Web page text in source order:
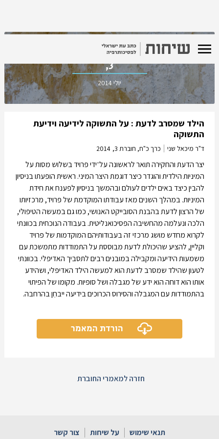
כרך כ"ח, חוברת
3,
יולי 2014
הילד שמסרב לדעת : על התשוקה לידיעה וידיעת
התשוקה
ד"ר מיכאל שני כרך כ"ח, חוברת 3, 2014
יצר הדעת והחקירה תואר לראשונה על־ידי פרויד בשלוש מסות על
המיניות הילדית והוגדר כיצר דוגמת היצר המיני. ראשית הופעתו בניסיון
להבין כיצד באים ילדים לעולם ובהמשך בניסיון לפענח את חידת
המיניות. במהלך השנים מאז עבודתו המוקדמת של פרויד, מרכזיותו
של הרצון לדעת בהבנת הסובייקט האנושי, כמו גם במעשה הטיפולי,
הלכה ונעלמה מהחשיבה הפסיכואנליטית. בעבודה הנוכחית בכוונתי
לקרוא מחדש מושג מרכזי זה בעבודותיהם המוקדמות של פרויד
וקליין, להציע שהיכולת לדעת מבוססת על התמודדות מתמשכת עם
משמעות הידיעה ומקבילה במובנים רבים לתסביך האדיפלי. בכוונתי
לטעון שהילד שמסרב לדעת הוא למעשה הילד האדיפלי, ושהידע
אותו הוא דוחה הוא ידע של מגבלה ושל סופיות. מקומו של הפיתוי
בהתמודדות עם המגבלה והסירוס הכרוכים בידיעה ייבחֵן בהרחבה.
הורדת המאמר
חזרה למאמרי החוברת
תנאי שימוש על שיחות צור קשר